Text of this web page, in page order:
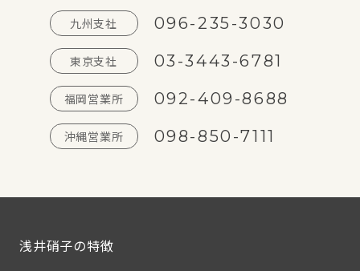
九州支社 096-235-3030
東京支社 03-3443-6781
福岡営業所 092-409-8688
沖縄営業所 098-850-7111
浅井硝子の特徴